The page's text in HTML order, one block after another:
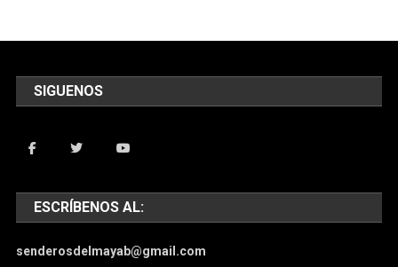
SIGUENOS
ESCRÍBENOS AL:
senderosdelmayab@gmail.com